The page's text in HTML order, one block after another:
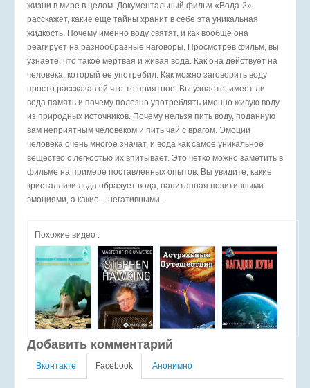
жизни в мире в целом. Документальный фильм «Вода-2»
расскажет, какие еще тайны хранит в себе эта уникальная
жидкость. Почему именно воду святят, и как вообще она
реагирует на разнообразные наговоры. Просмотрев фильм, вы
узнаете, что такое мертвая и живая вода. Как она действует на
человека, который ее употребил. Как можно заговорить воду
просто рассказав ей что-то приятное. Вы узнаете, имеет ли
вода память и почему полезно употреблять именно живую воду
из природных источников. Почему нельзя пить воду, поданную
вам неприятным человеком и пить чай с врагом. Эмоции
человека очень многое значат, и вода как самое уникальное
вещество с легкостью их впитывает. Это четко можно заметить в
фильме на примере поставленных опытов. Вы увидите, какие
кристаллики льда образует вода, напитанная позитивными
эмоциями, а какие – негативными.
Похожие видео :
Добавить комментарий
Вконтакте Facebook Анонимно